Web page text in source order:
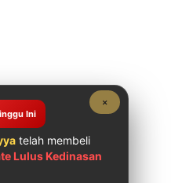
×
Ini
telah membeli
Lulus Kedinasan